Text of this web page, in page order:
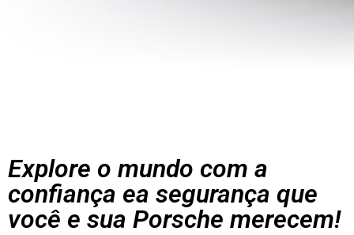
Explore o mundo com a
confiança ea segurança que
você e sua Porsche merecem!